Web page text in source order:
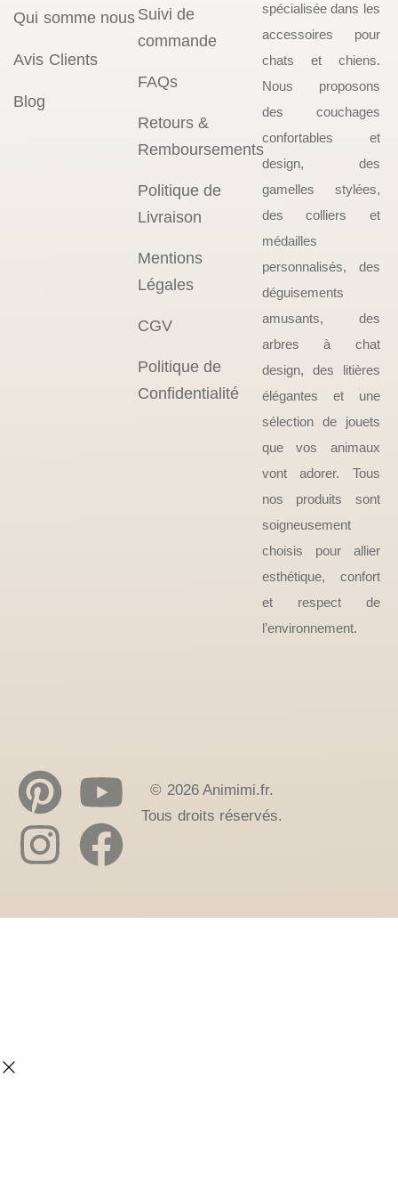
Qui somme nous
Avis Clients
Blog
Suivi de
commande
FAQs
Retours &
Remboursements
Politique de
Livraison
Mentions
Légales
CGV
Politique de
Confidentialité
spécialisée dans les
accessoires pour
chats et chiens.
Nous proposons
des couchages
confortables et
design, des
gamelles stylées,
des colliers et
médailles
personnalisés, des
déguisements
amusants, des
arbres à chat
design, des litières
élégantes et une
sélection de jouets
que vos animaux
vont adorer. Tous
nos produits sont
soigneusement
choisis pour allier
esthétique, confort
et respect de
l’environnement.
© 2026 Animimi.fr.
Tous droits réservés.